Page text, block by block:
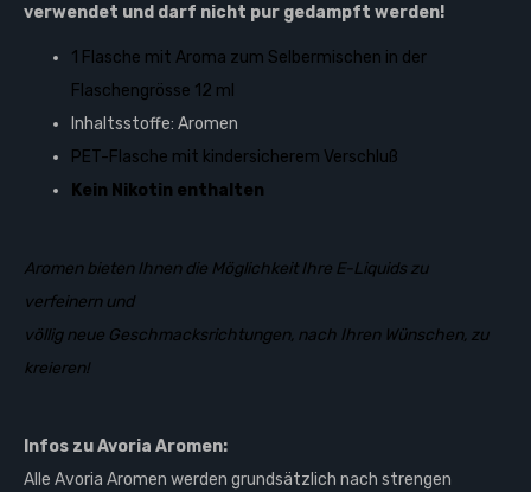
verwendet und darf nicht pur gedampft werden!
1 Flasche mit Aroma zum Selbermischen in der
Flaschengrösse 12 ml
Inhaltsstoffe: Aromen
PET-Flasche mit kindersicherem Verschluß
Kein Nikotin enthalten
Aromen bieten Ihnen die Möglichkeit Ihre E-Liquids zu
verfeinern und
völlig neue Geschmacksrichtungen, nach Ihren Wünschen, zu
kreieren!
Infos zu Avoria Aromen:
Alle Avoria Aromen werden grundsätzlich nach strengen